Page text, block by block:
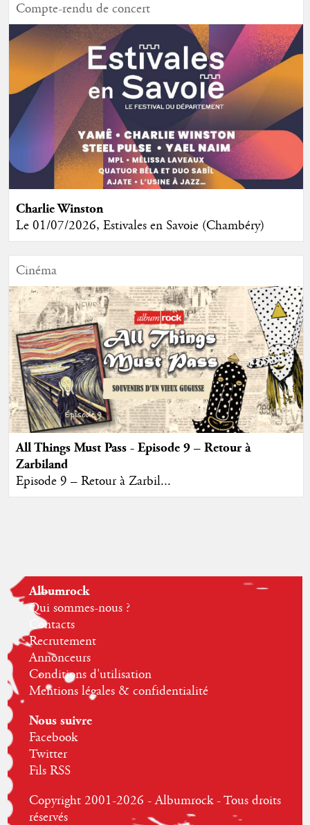
Compte-rendu de concert
Charlie Winston
Le 01/07/2026, Estivales en Savoie (Chambéry)
Cinéma
All Things Must Pass - Episode 9 – Retour à
Zarbiland
Episode 9 – Retour à Zarbil...
Albumrock
Qui sommes-nous ?
Contacts
Recrutement
Annonceurs
Conditions d'utilisation
Mentions légales & confidentialité
Nous suivre
Facebook
Twitter
Fils RSS
Copyright 2001-2026 - Albumrock - Tous droits
réservés